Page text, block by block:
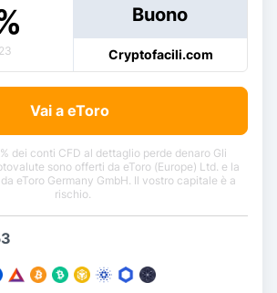
Buono
Cryptofacili.com
Vai a eToro
dei conti CFD al dettaglio perde denaro Gli
sono offerti da eToro (Europe) Ltd. e la
eToro Germany GmbH. Il vostro capitale è a
rischio.